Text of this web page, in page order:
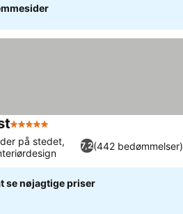
5 Stjerner
7,2(442 bedømmelser)
på stedet,
se nøjagtige priser